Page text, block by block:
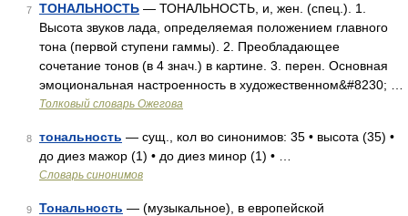
7 ТОНАЛЬНОСТЬ — ТОНАЛЬНОСТЬ, и, жен. (спец.). 1.
Высота звуков лада, определяемая положением главного
тона (первой ступени гаммы). 2. Преобладающее
сочетание тонов (в 4 знач.) в картине. 3. перен. Основная
эмоциональная настроенность в художественном&#8230; …
Толковый словарь Ожегова
8 тональность — сущ., кол во синонимов: 35 • высота (35) •
до диез мажор (1) • до диез минор (1) • …
Словарь синонимов
9 Тональность — (музыкальное), в европейской